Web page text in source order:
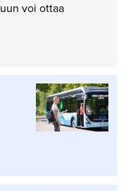
voi ottaa